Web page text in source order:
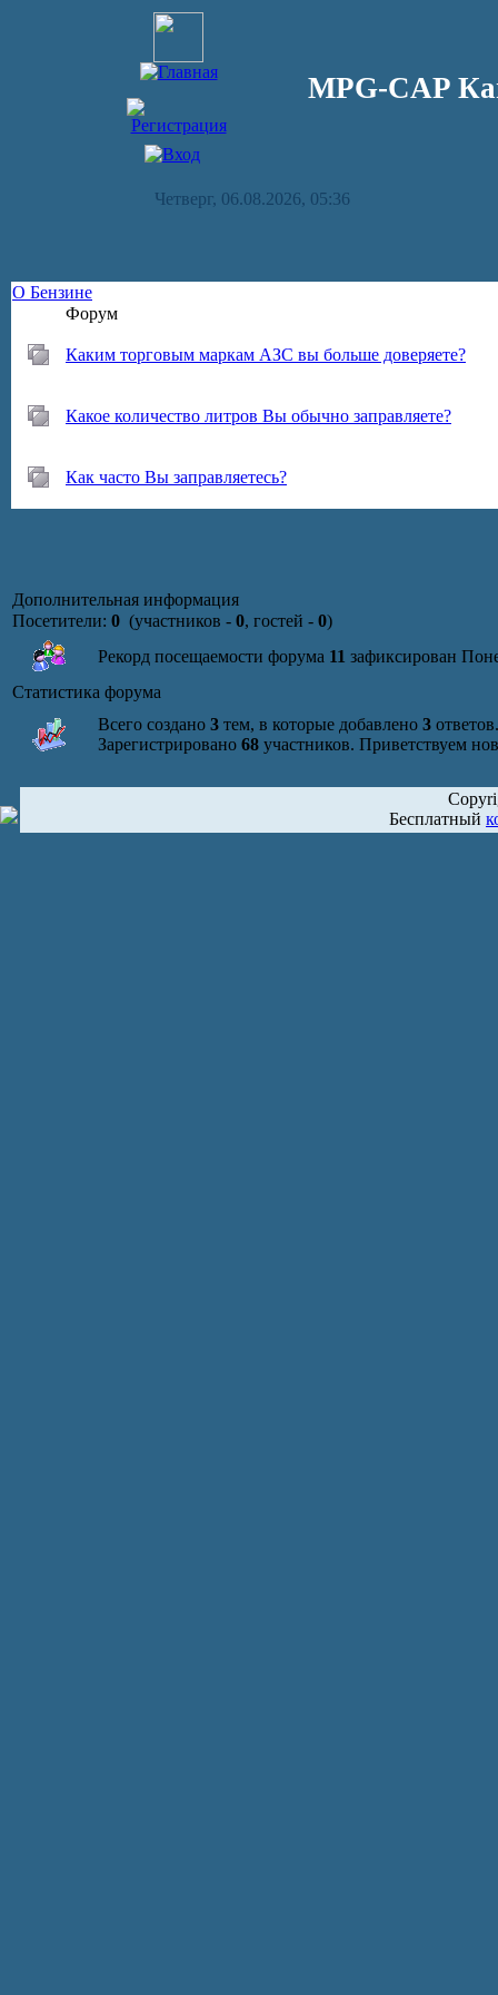
MPG-CAP
Четверг, 06.08.2026, 05:36
О Бензине
Форум
Каким торговым маркам АЗС вы больше доверяете?
Какое количество литров Вы обычно заправляете?
Как часто Вы заправляетесь?
Дополнительная информация
Посетители: 0 (участников - 0, гостей - 0)
Рекорд посещаемости форума 11 зафиксирован
Статистика форума
Всего создано 3 тем, в которые добавлено 3 ответов.
Зарегистрировано 68 участников. Приветствуем
Бесплатный